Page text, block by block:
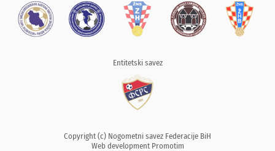
Entitetski savez
Copyright (c) Nogometni savez Federacije BiH
Web development Promotim